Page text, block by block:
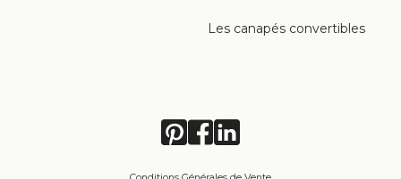
Les canapés convertibles